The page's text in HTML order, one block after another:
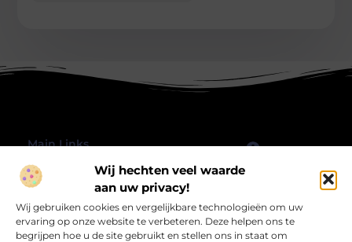
Wij hechten veel waarde
aan uw privacy!
Wij gebruiken cookies en vergelijkbare technologieën om uw
ervaring op onze website te verbeteren. Deze helpen ons te
begrijpen hoe u de site gebruikt en stellen ons in staat om
Main Links
@2025 All Right Reserved.
Design bywww.rbwebart.nl.
Bericht categorie